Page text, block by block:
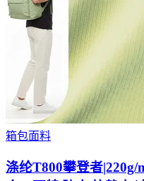
箱包面料
涤纶T800攀登者